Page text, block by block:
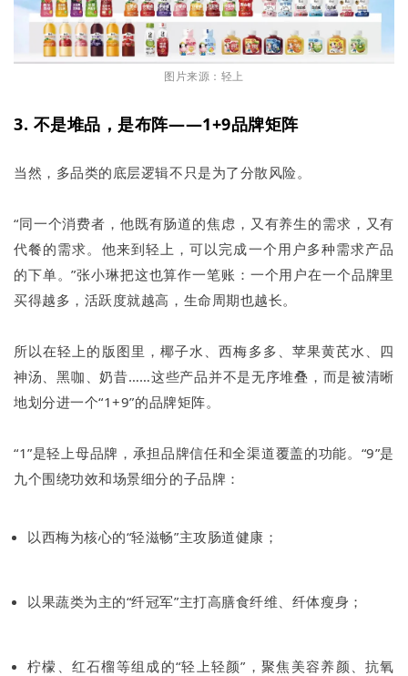
图片来源：轻上
3. 不是堆品，是布阵——1+9品牌矩阵
当然，多品类的底层逻辑不只是为了分散风险。
“同一个消费者，他既有肠道的焦虑，又有养生的需求，又有
代餐的需求。他来到轻上，可以完成一个用户多种需求产品
的下单。”张小琳把这也算作一笔账：一个用户在一个品牌里
买得越多，活跃度就越高，生命周期也越长。
所以在轻上的版图里，椰子水、西梅多多、苹果黄芪水、四
神汤、黑咖、奶昔……这些产品并不是无序堆叠，而是被清晰
地划分进一个“1+9”的品牌矩阵。
“1”是轻上母品牌，承担品牌信任和全渠道覆盖的功能。“9”是
九个围绕功效和场景细分的子品牌：
以西梅为核心的“轻滋畅”主攻肠道健康；
以果蔬类为主的“纤冠军”主打高膳食纤维、纤体瘦身；
柠檬、红石榴等组成的“轻上轻颜”，聚焦美容养颜、抗氧